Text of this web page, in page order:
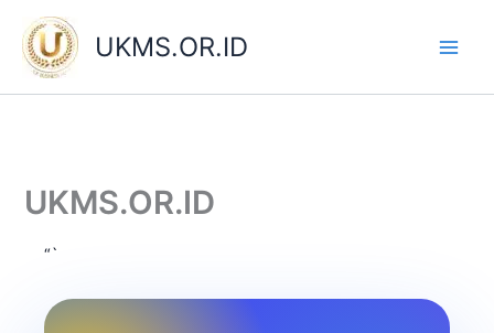
content
UKMS.OR.ID
UKMS.OR.ID
“`